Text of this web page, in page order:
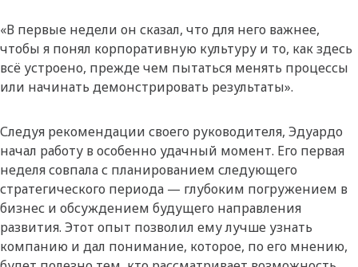
«В первые недели он сказал, что для него важнее,
чтобы я понял корпоративную культуру и то, как здесь
всё устроено, прежде чем пытаться менять процессы
или начинать демонстрировать результаты».
Следуя рекомендации своего руководителя, Эдуардо
начал работу в особенно удачный момент. Его первая
неделя совпала с планированием следующего
стратегического периода — глубоким погружением в
бизнес и обсуждением будущего направления
развития. Этот опыт позволил ему лучше узнать
компанию и дал понимание, которое, по его мнению,